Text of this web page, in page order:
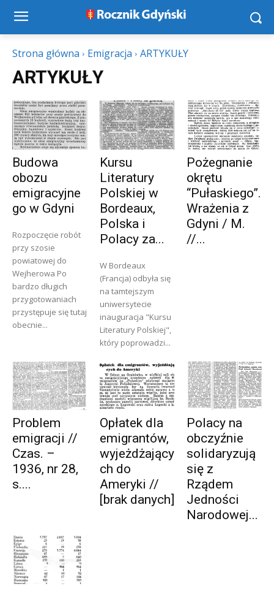
Strona główna Emigracja ARTYKUŁY
ARTYKUŁY
Budowa
obozu
emigracyjne
go w Gdyni
Rozpoczęcie robót
przy szosie
powiatowej do
Wejherowa Po
bardzo długich
przygotowaniach
przystępuje się tutaj
obecnie...
Kursu
Literatury
Polskiej w
Bordeaux,
Polska i
Polacy za...
W Bordeaux
(Francja) odbyła się
na tamtejszym
uniwersytecie
inauguracja "Kursu
Literatury Polskiej",
który poprowadzi...
Pożegnanie
okrętu
“Pułaskiego”.
Wrażenia z
Gdyni / M.
//...
Problem
emigracji //
Czas. –
1936, nr 28,
s....
Opłatek dla
emigrantów,
wyjeżdżający
ch do
Ameryki //
[brak danych]
Polacy na
obczyźnie
solidaryzują
się z
Rządem
Jedności
Narodowej...